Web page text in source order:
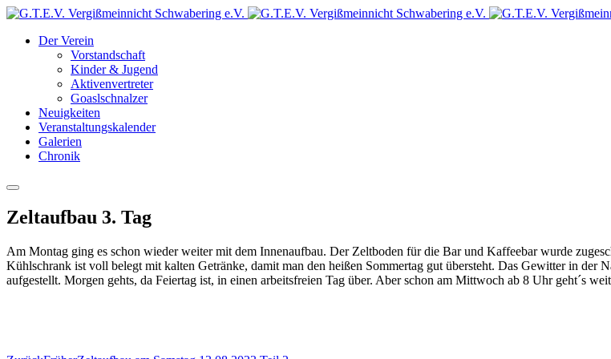
Der Verein
Vorstandschaft
Kinder & Jugend
Aktivenvertreter
Goaslschnalzer
Neuigkeiten
Veranstaltungskalender
Galerien
Chronik
Zeltaufbau 3. Tag
Am Montag ging es schon wieder weiter mit dem Innenaufbau. Der Zeltboden für die Bar und Kaffeebar wurde
Kühlschrank ist voll belegt mit kalten Getränke, damit man den heißen Sommertag gut übersteht. Das Gewitter in
aufgestellt. Morgen gehts, da Feiertag ist, in einen arbeitsfreien Tag über. Aber schon am Mittwoch ab 8 Uhr geht´s